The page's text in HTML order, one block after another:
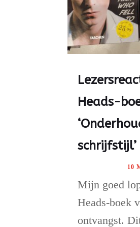
Heads-
schrijfstijl’
10
Mijn goed
Heads-boek
ontvangst.